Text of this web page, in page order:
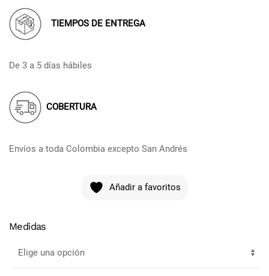
TIEMPOS DE ENTREGA
De 3 a 5 días hábiles
COBERTURA
Envíos a toda Colombia excepto San Andrés
Añadir a favoritos
Medidas